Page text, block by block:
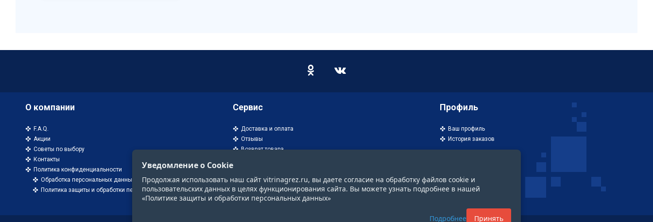
О компании
F.A.Q.
Акции
Советы по выбору
Контакты
Политика конфиденциальности
Обработка персональных данных
Политика защиты и обработки персональных данных
Сервис
Доставка и оплата
Отзывы
Возврат товара
Профиль
Ваш профиль
История заказов
Уведомление о Cookie
Продолжая использовать наш сайт vitrinagrez.ru, вы даете согласие на обработку файлов cookie и
пользовательских данных в целях функционирования сайта. Вы можете узнать подробнее в нашей
«Политике защиты и обработки персональных данных»
Подробнее Принять